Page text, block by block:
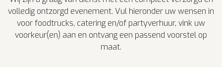
volledig ontzorgd evenement. Vul hieronder uw wensen in
voor foodtrucks, catering en/of partyverhuur, vink uw
voorkeur(en) aan en ontvang een passend voorstel op
maat.